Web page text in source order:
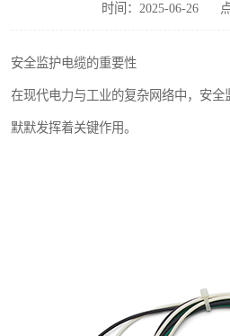
时间：2025-06-26
安全监护电缆的重要性
在现代电力与工业的复杂网络中，安全
默默发挥着关键作用。